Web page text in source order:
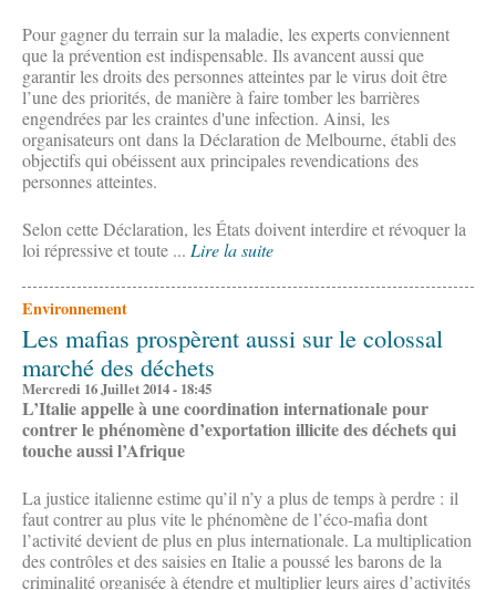
Pour gagner du terrain sur la maladie, les experts conviennent
que la prévention est indispensable. Ils avancent aussi que
garantir les droits des personnes atteintes par le virus doit être
l’une des priorités, de manière à faire tomber les barrières
engendrées par les craintes d'une infection. Ainsi, les
organisateurs ont dans la Déclaration de Melbourne, établi des
objectifs qui obéissent aux principales revendications des
personnes atteintes.
Selon cette Déclaration, les États doivent interdire et révoquer la
loi répressive et toute ... Lire la suite
Environnement
Les mafias prospèrent aussi sur le colossal
marché des déchets
Mercredi 16 Juillet 2014 - 18:45
L’Italie appelle à une coordination internationale pour
contrer le phénomène d’exportation illicite des déchets qui
touche aussi l’Afrique
La justice italienne estime qu’il n’y a plus de temps à perdre : il
faut contrer au plus vite le phénomène de l’éco-mafia dont
l’activité devient de plus en plus internationale. La multiplication
des contrôles et des saisies en Italie a poussé les barons de la
criminalité organisée à étendre et multiplier leurs aires d’activités